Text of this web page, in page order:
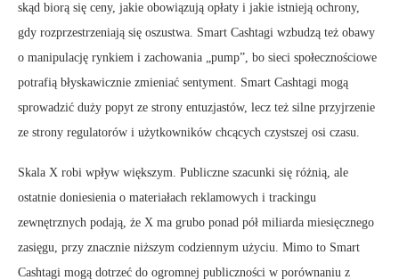
skąd biorą się ceny, jakie obowiązują opłaty i jakie istnieją ochrony,
gdy rozprzestrzeniają się oszustwa. Smart Cashtagi wzbudzą też obawy
o manipulację rynkiem i zachowania „pump”, bo sieci społecznościowe
potrafią błyskawicznie zmieniać sentyment. Smart Cashtagi mogą
sprowadzić duży popyt ze strony entuzjastów, lecz też silne przyjrzenie
ze strony regulatorów i użytkowników chcących czystszej osi czasu.
Skala X robi wpływ większym. Publiczne szacunki się różnią, ale
ostatnie doniesienia o materiałach reklamowych i trackingu
zewnętrznych podają, że X ma grubo ponad pół miliarda miesięcznego
zasięgu, przy znacznie niższym codziennym użyciu. Mimo to Smart
Cashtagi mogą dotrzeć do ogromnej publiczności w porównaniu z